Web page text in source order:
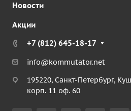
Новости
Акции
+7 (812) 645-18-17
info@kommutator.net
195220, Санкт-Петербург,
корп. 11 оф. 60